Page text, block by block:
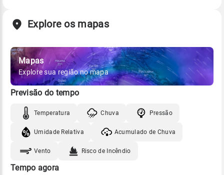
Explore os mapas
Mapas
Explore sua região no mapa
Previsão do tempo
Temperatura Chuva Pressão
Umidade Relativa Acumulado de Chuva
Vento Risco de Incêndio
Tempo agora